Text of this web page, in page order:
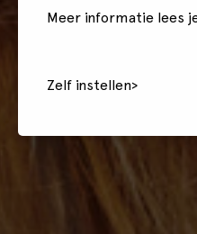
Meer informatie lees
Zelf instellen